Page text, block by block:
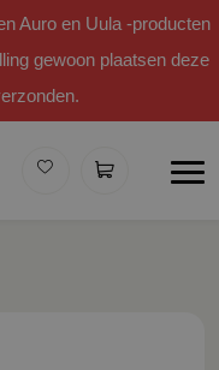
Auro en Uula -producten
gewoon plaatsen deze